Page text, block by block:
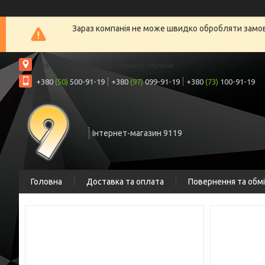
Зараз компанія не може швидко обробляти
вул. Шрага, 6а, офіс 2, Чернігів, Україна
+380 (50) 500-91-19 +380 (97)099-91-19 +380 (73) 100-91-19
Інтернет-магазин 9119
Головна Доставка та оплата Повернення та